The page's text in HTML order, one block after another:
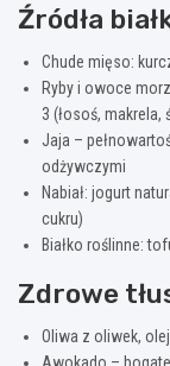
Źródła
Chude mięso:
Ryby i owoce
3 (łosoś, makrela,
Jaja –
odżywczymi
Nabiał: jogurt
cukru)
Białko roślinne:
Zdrowe
Oliwa z oliwek,
Awokado –